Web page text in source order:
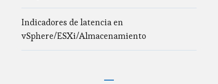
Indicadores de latencia en
vSphere/ESXi/Almacenamiento